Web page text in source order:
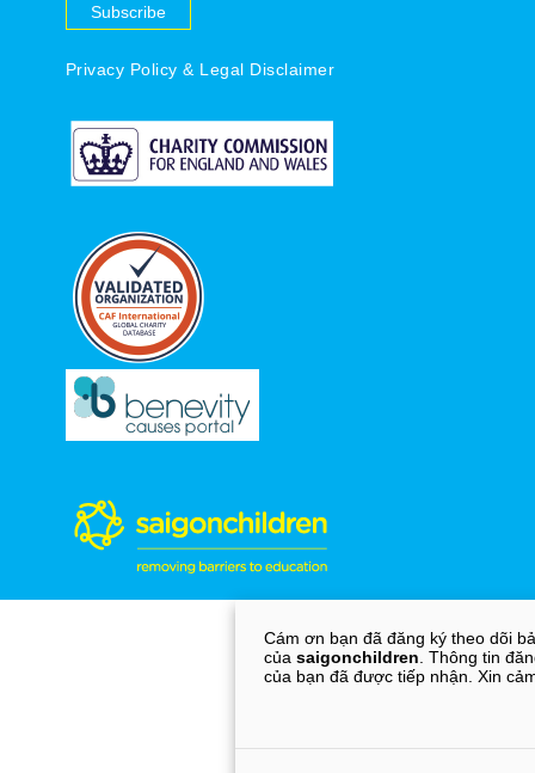
Subscribe
Privacy Policy & Legal Disclaimer
Cám ơn bạn đã đăng ký theo dõi
của saigonchildren . Thông tin
của bạn đã được tiếp nhận. Xin